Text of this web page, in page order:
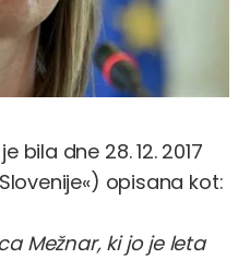
bila dne 28. 12. 2017
opisana kot:
Mežnar, ki jo je leta